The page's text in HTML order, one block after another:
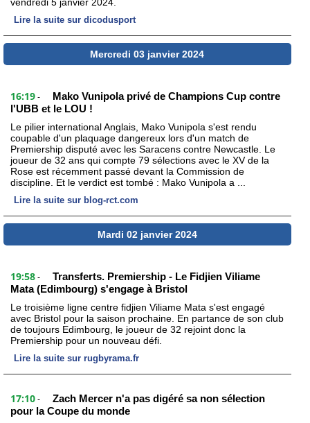
Lire la suite sur dicodusport
Mercredi 03 janvier 2024
16:19 -
Mako Vunipola privé de Champions Cup contre
l'UBB et le LOU !
Le pilier international Anglais, Mako Vunipola s'est rendu
coupable d'un plaquage dangereux lors d'un match de
Premiership disputé avec les Saracens contre Newcastle. Le
joueur de 32 ans qui compte 79 sélections avec le XV de la
Rose est récemment passé devant la Commission de
discipline. Et le verdict est tombé : Mako Vunipola a ...
Lire la suite sur blog-rct.com
Mardi 02 janvier 2024
19:58 -
Transferts. Premiership - Le Fidjien Viliame
Mata (Edimbourg) s'engage à Bristol
Le troisième ligne centre fidjien Viliame Mata s'est engagé
avec Bristol pour la saison prochaine. En partance de son club
de toujours Edimbourg, le joueur de 32 rejoint donc la
Premiership pour un nouveau défi.
Lire la suite sur rugbyrama.fr
17:10 -
Zach Mercer n'a pas digéré sa non sélection
pour la Coupe du monde